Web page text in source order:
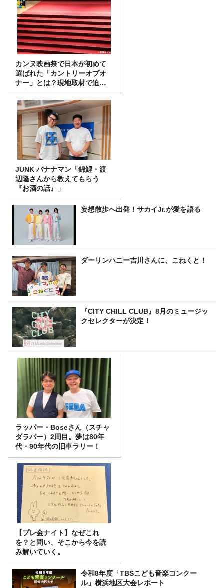
カンヌ映画祭で日本が初めて
選ばれた「カントリーオブオ
ナー」とは？現地取材で迫る
選出の意味
JUNK バナナマン「錦鯉・渡
辺隆さんから教えてもらう
『お酒の話』」
妄想散歩へ出発！サカイJr.が愛を語る
ダーリンハニー吉川さんに、こねくと！
『CITY CHILL CLUB』8月のミュージッ
クセレクターが決定！
ラッパー・Boseさん（スチャ
ダラパー）2周目。夢は80年
代・90年代の旧車ラリー！
【プレ金ナイト】なぜこれ
を？と問い、そこから今を読
み解いていく。
令和8年度「TBSこども音楽コンクー
ル」横浜地区大会レポート